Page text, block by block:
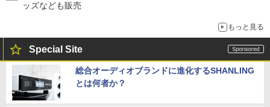
ッズなども販売
もっと見る
Special Site
総合オーディオブランドに進化するSHANLING
とは何者か？